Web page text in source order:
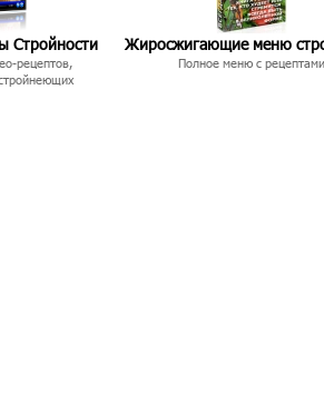
Стройности
рецептов,
Жиросжигающие меню
Полное меню с рецептами